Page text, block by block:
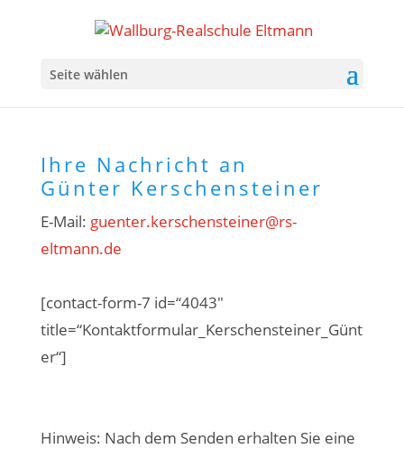
Seite wählen
Ihre Nachricht an
Günter Kerschensteiner
E-Mail: guenter.kerschensteiner@rs-
eltmann.de
[contact-form-7 id=“4043″
title=“Kontaktformular_Kerschensteiner_Günt
er“]
Hinweis: Nach dem Senden erhalten Sie eine